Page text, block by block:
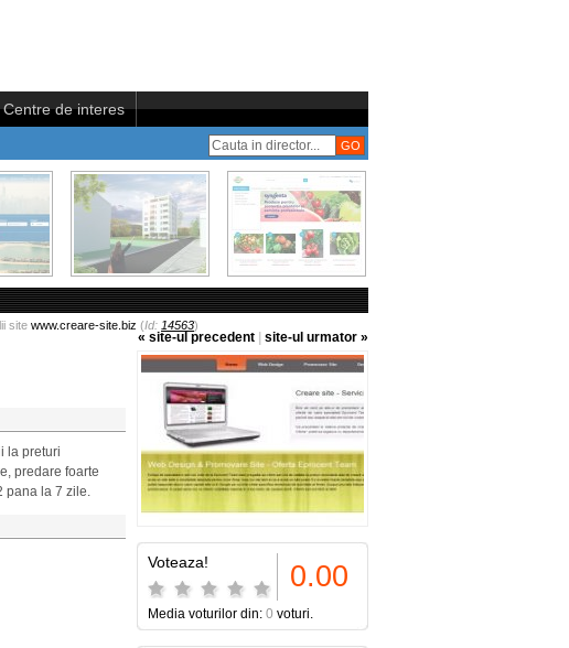
Centre de interes
site www.creare-site.biz (Id: 14563)
« site-ul precedent site-ul urmator »
la preturi
predare foarte
pana la 7 zile.
Voteaza! 0.00
Media voturilor din: 0 voturi.